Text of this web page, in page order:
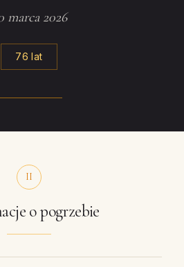
marca 2026
76 lat
II
o pogrzebie